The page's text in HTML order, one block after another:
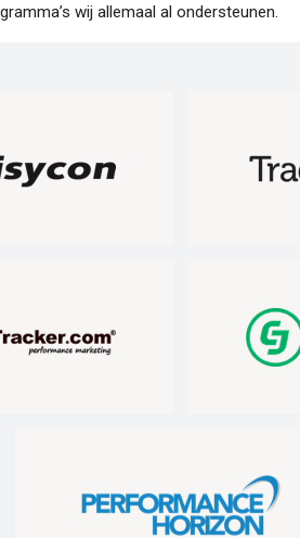
wij allemaal al ondersteunen.